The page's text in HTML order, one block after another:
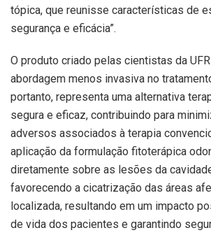
tópica, que reunisse características de
segurança e eficácia”.
O produto criado pelas cientistas da
abordagem menos invasiva no
portanto, representa uma alternativa
segura e eficaz, contribuindo para
adversos associados à terapia
aplicação da formulação fitoterápica
diretamente sobre as lesões da
favorecendo a cicatrização das áreas
localizada, resultando em um impacto
de vida dos pacientes e garantindo